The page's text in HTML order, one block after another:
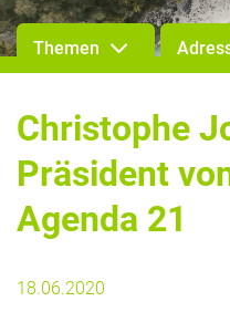
Themen
Christophe
Präsident
Agenda 21
18.06.2020